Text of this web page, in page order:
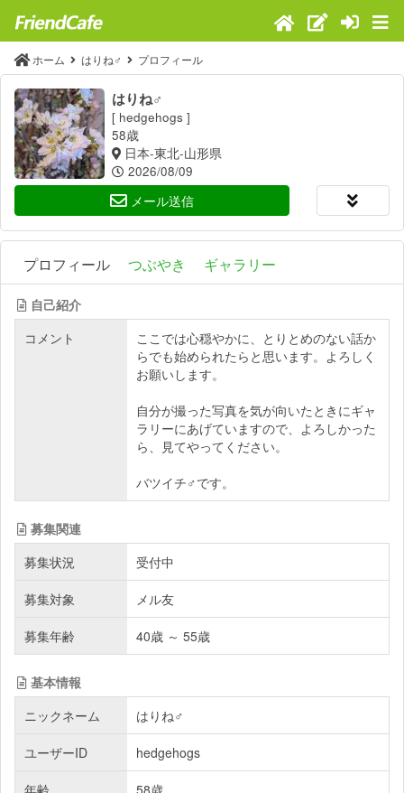
ホーム はりね♂ プロフィール
はりね♂
[ hedgehogs ]
58歳
日本-東北-山形県
2026/08/09
メール送信
プロフィール つぶやき ギャラリー
自己紹介
コメント
ここでは心穏やかに、とりとめのない話か
らでも始められたらと思います。よろしく
お願いします。
自分が撮った写真を気が向いたときにギャ
ラリーにあげていますので、よろしかった
ら、見てやってください。
バツイチ♂です。
募集関連
募集状況
受付中
募集対象 メル友
募集年齢 40歳 ～ 55歳
基本情報
ニックネーム
はりね♂
ユーザーID hedgehogs
年齢 58歳